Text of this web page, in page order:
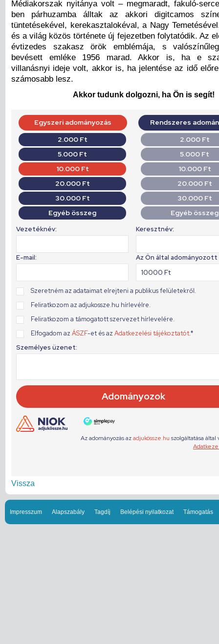
Médiakorszak nyitánya volt – megmaradt, fakuló-
ben párhuzamba álltak az akkori digitcamos
tüntetésekével, kerekasztalokéval, a Nagy
és a világ közös története új fejezetben folytatódik. Az
évtizedes szakasz örök emblémája, s
bevésett emléke 1956 marad. Akkor is, ha e
villanásnyi ideje volt, akkor is, ha jelentése az idő
számosabb lesz.
Akkor tudunk dolgozni, ha Ön is segít!
Vissza
Impresszum Alapszabály Tagdíj Belépési nyilatkozat Támogatás